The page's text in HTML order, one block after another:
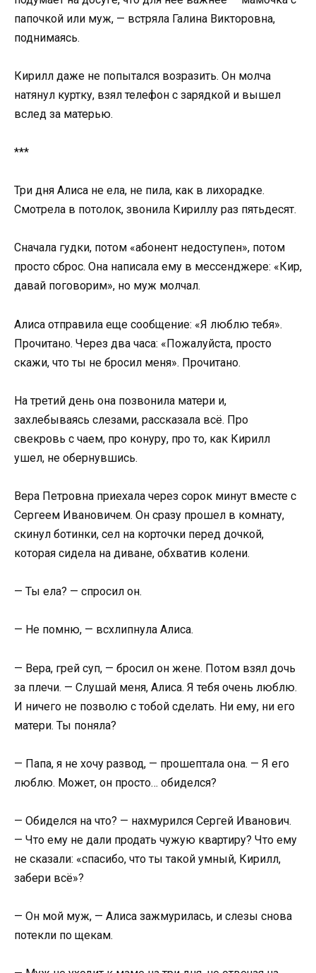
папочкой или муж, — встряла Галина Викторовна,
поднимаясь.
Кирилл даже не попытался возразить. Он молча
натянул куртку, взял телефон с зарядкой и вышел
вслед за матерью.
***
Три дня Алиса не ела, не пила, как в лихорадке.
Смотрела в потолок, звонила Кириллу раз пятьдесят.
Сначала гудки, потом «абонент недоступен», потом
просто сброс. Она написала ему в мессенджере: «Кир,
давай поговорим», но муж молчал.
Алиса отправила еще сообщение: «Я люблю тебя».
Прочитано. Через два часа: «Пожалуйста, просто
скажи, что ты не бросил меня». Прочитано.
На третий день она позвонила матери и,
захлебываясь слезами, рассказала всё. Про
свекровь с чаем, про конуру, про то, как Кирилл
ушел, не обернувшись.
Вера Петровна приехала через сорок минут вместе с
Сергеем Ивановичем. Он сразу прошел в комнату,
скинул ботинки, сел на корточки перед дочкой,
которая сидела на диване, обхватив колени.
— Ты ела? — спросил он.
— Не помню, — всхлипнула Алиса.
— Вера, грей суп, — бросил он жене. Потом взял дочь
за плечи. — Слушай меня, Алиса. Я тебя очень люблю.
И ничего не позволю с тобой сделать. Ни ему, ни его
матери. Ты поняла?
— Папа, я не хочу развод, — прошептала она. — Я его
люблю. Может, он просто… обиделся?
— Обиделся на что? — нахмурился Сергей Иванович.
— Что ему не дали продать чужую квартиру? Что ему
не сказали: «спасибо, что ты такой умный, Кирилл,
забери всё»?
— Он мой муж, — Алиса зажмурилась, и слезы снова
потекли по щекам.